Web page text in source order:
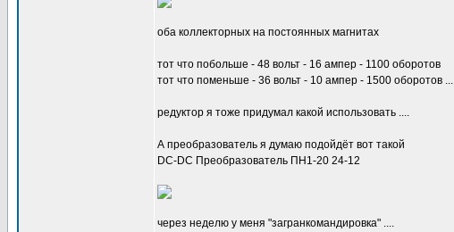
оба коллекторных на постоянных магнитах
тот что побольше - 48 вольт - 16 ампер - 1100 оборотов
тот что поменьше - 36 вольт - 10 ампер - 1500 оборотов ...
редуктор я тоже придумал какой использовать ....
А преобразователь я думаю подойдёт вот такой
DC-DC Преобразователь ПН1-20 24-12
через неделю у меня "загранкомандировка" ....